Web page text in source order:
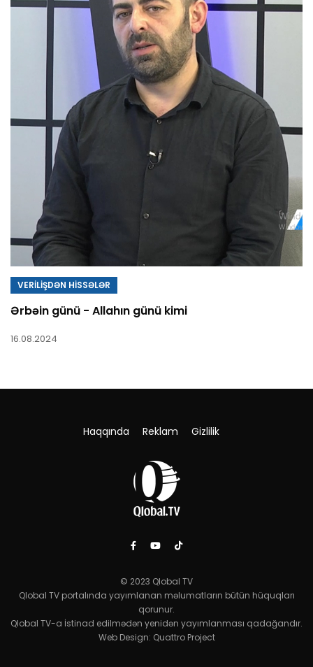
VERİLİŞDƏN HİSSƏLƏR
Ərbəin günü - Allahın günü kimi
16.08.2024
Haqqında Reklam Gizlilik
© 2023 Qlobal TV
Qlobal TV portalında yayımlanan məlumatların bütün hüquqları
qorunur.
Qlobal TV-a İstinad edilmədən yenidən yayımlanması qadağandır.
Web Design: Quattro Project